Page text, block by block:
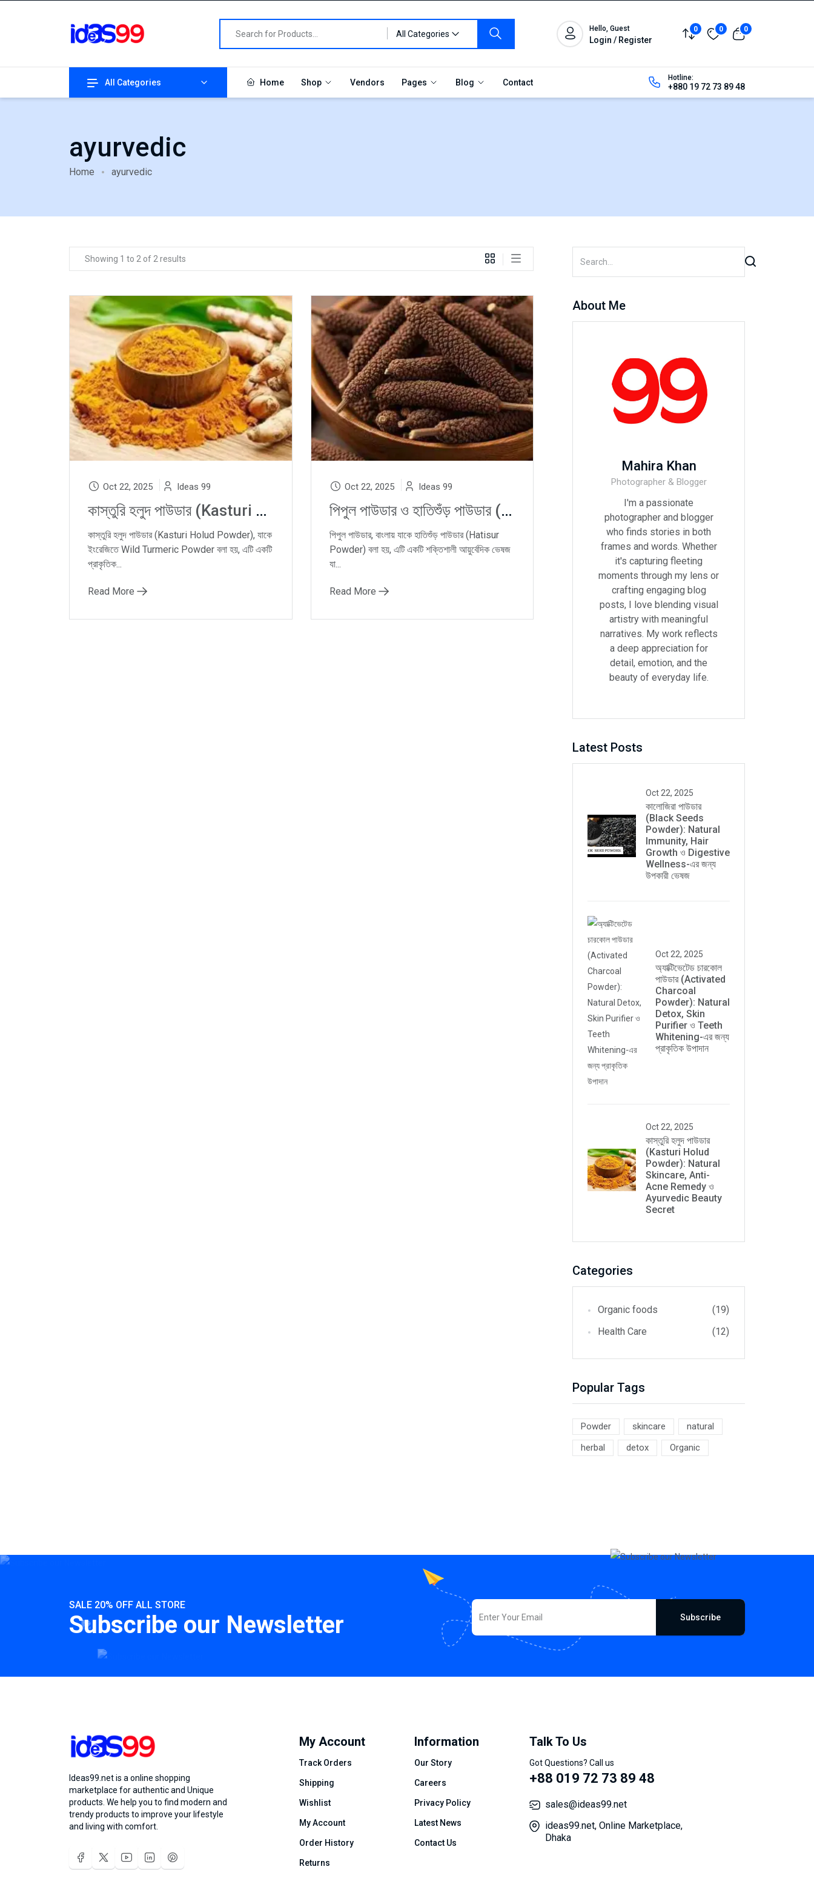
All Categories
Hello, Guest
Login / Register
0 0 0
All Categories Home Shop Vendors Pages Blog Contact Hotline:
+880 19 72 73 89 48
ayurvedic
Home ayurvedic
Showing 1 to 2 of 2 results
Oct 22, 2025 Ideas 99
কাস্তুরি হলুদ পাউডার (Kasturi Holud Powder): Natural Skincare, Anti-Acne Remedy ও Ayurvedic Beauty Secret
কাস্তুরি হলুদ পাউডার (Kasturi Holud Powder), যাকে
ইংরেজিতে Wild Turmeric Powder বলা হয়, এটি একটি
প্রাকৃতিক...
Read More
Oct 22, 2025 Ideas 99
পিপুল পাউডার ও হাতিশুঁড় পাউডার (Pipul Powder & Hatisur Powder), Long Pepper, লম্বা গোল মরিচ : Natural Respiratory Relief, Liver Support ও Ayurvedic Immunity Booster
পিপুল পাউডার, বাংলায় যাকে হাতিশুঁড় পাউডার (Hatisur
Powder) বলা হয়, এটি একটি শক্তিশালী আয়ুর্বেদিক ভেষজ
যা...
Read More
About Me
Mahira Khan
Photographer & Blogger
I'm a passionate
photographer and blogger
who finds stories in both
frames and words. Whether
it's capturing fleeting
moments through my lens or
crafting engaging blog
posts, I love blending visual
artistry with meaningful
narratives. My work reflects
a deep appreciation for
detail, emotion, and the
beauty of everyday life.
Latest Posts
Oct 22, 2025
কালোজিরা পাউডার
(Black Seeds
Powder): Natural
Immunity, Hair
Growth ও Digestive
Wellness-এর জন্য
উপকারী ভেষজ
Oct 22, 2025
অ্যাক্টিভেটেড চারকোল
পাউডার (Activated
Charcoal
Powder): Natural
Detox, Skin
Purifier ও Teeth
Whitening-এর জন্য
প্রাকৃতিক উপাদান
Oct 22, 2025
কাস্তুরি হলুদ পাউডার
(Kasturi Holud
Powder): Natural
Skincare, Anti-
Acne Remedy ও
Ayurvedic Beauty
Secret
Categories
Organic foods
(19)
Health Care
(12)
Popular Tags
Powder skincare
natural
herbal
detox Organic
SALE 20% OFF ALL STORE
Subscribe our Newsletter Subscribe
Ideas99.net is a online shopping
marketplace for authentic and Unique
products. We help you to find modern and
trendy products to improve your lifestyle
and living with comfort.
My Account
Track Orders
Shipping
Wishlist
My Account
Order History
Returns
Information
Our Story
Careers
Privacy Policy
Latest News
Contact Us
Talk To Us
Got Questions? Call us
+88 019 72 73 89 48
sales@ideas99.net
ideas99.net, Online Marketplace,
Dhaka